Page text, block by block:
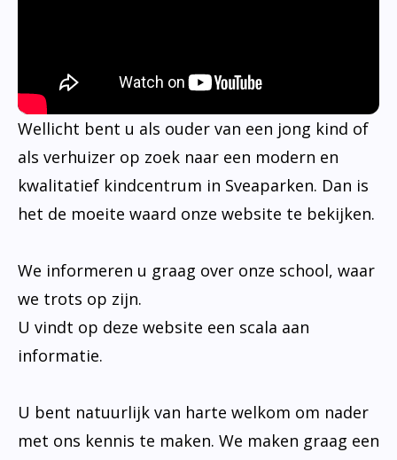
Wellicht bent u als ouder van een jong kind of
als verhuizer op zoek naar een modern en
kwalitatief kindcentrum in Sveaparken. Dan is
het de moeite waard onze website te bekijken.
We informeren u graag over onze school, waar
we trots op zijn.
U vindt op deze website een scala aan
informatie.
U bent natuurlijk van harte welkom om nader
met ons kennis te maken. We maken graag een